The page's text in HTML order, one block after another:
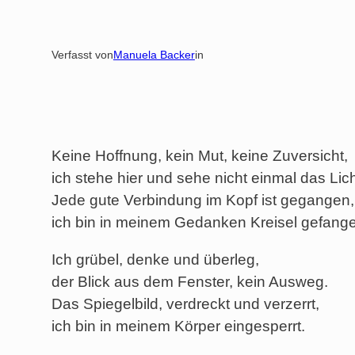
Verfasst vonManuela Backerin
Keine Hoffnung, kein Mut, keine Zuversicht,
ich stehe hier und sehe nicht einmal das
Jede gute Verbindung im Kopf ist gegangen,
ich bin in meinem Gedanken Kreisel
Ich grübel, denke und überleg,
der Blick aus dem Fenster, kein Ausweg.
Das Spiegelbild, verdreckt und verzerrt,
ich bin in meinem Körper eingesperrt.